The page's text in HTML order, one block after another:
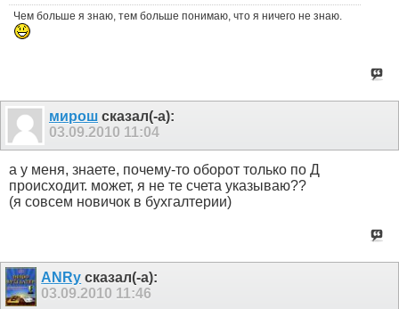
Чем больше я знаю, тем больше понимаю, что я ничего не знаю.
мирош сказал(-а):
03.09.2010 11:04
а у меня, знаете, почему-то оборот только по Д
происходит. может, я не те счета указываю??
(я совсем новичок в бухгалтерии)
ANRy сказал(-а):
03.09.2010 11:46